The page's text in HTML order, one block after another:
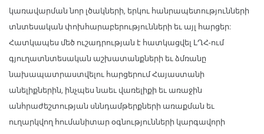
կառավարման նոր լծակների, երկու հանրապետությունների
տնտեսական փոխհարաբերությունների եւ այլ հարցեր:
Հատկապես մեծ ուշադրության է հատկացվել ԼՂՀ-ում
գյուղատնտեսական աշխատանքների եւ ձմռանը
նախապատրաստվելու հարցերում Հայաստանի
անելիքներին, ինչպես նաեւ վառելիքի եւ առաջին
անհրաժեշտության սննդամթերքների առաքման եւ
ուղարկվող հումանիտար օգնությունների կարգավորի